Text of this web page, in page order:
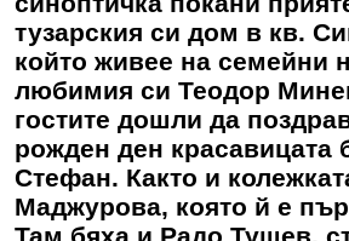
тузарския си дом в кв.
който живее на семейни
любимия си Теодор
гостите дошли да
рожден ден красавицата
Стефан. Както и
Маджурова, която й е
Там бяха и Радо Тушев,